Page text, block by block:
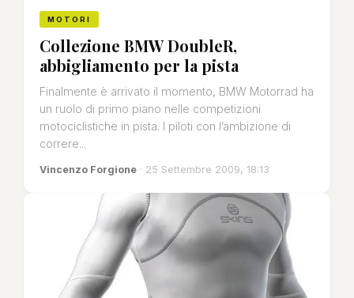
MOTORI
Collezione BMW DoubleR,
abbigliamento per la pista
Finalmente è arrivato il momento, BMW Motorrad ha
un ruolo di primo piano nelle competizioni
motociclistiche in pista. I piloti con l’ambizione di
correre...
Vincenzo Forgione · 25 Settembre 2009, 18:13